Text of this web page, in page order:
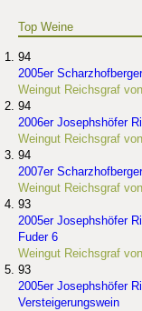
Top Weine
94
2005er
Weingut Reichsgraf
94
2006er Josephshöfer
Weingut Reichsgraf
94
2007er
Weingut Reichsgraf
93
2005er Josephshöfer
Fuder 6
Weingut Reichsgraf
93
2005er Josephshöfer
Versteigerungswein